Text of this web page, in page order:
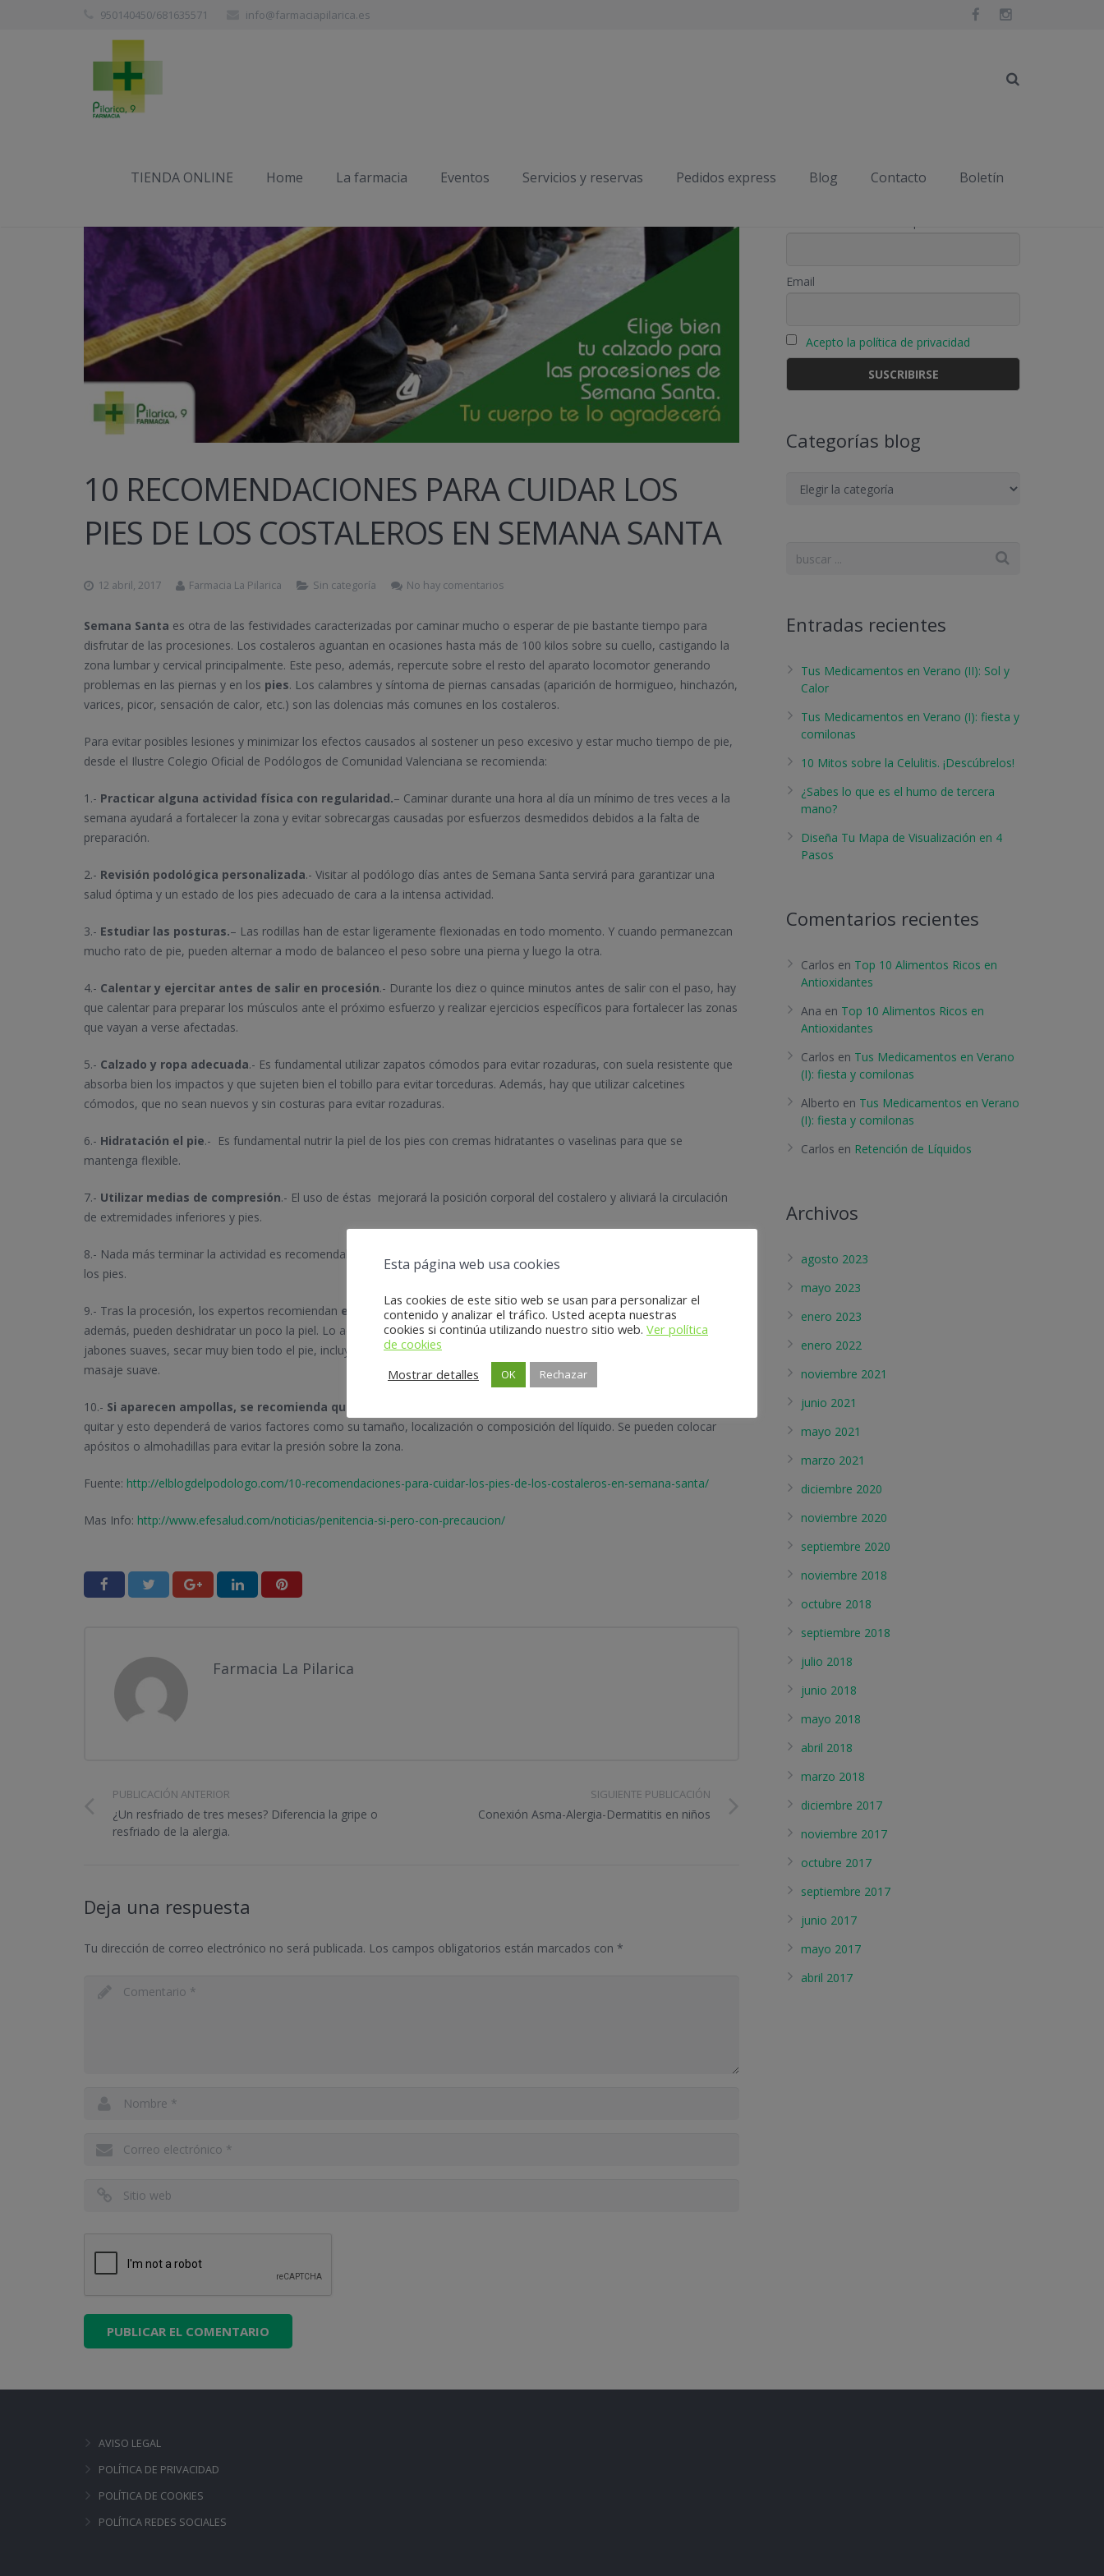
950140450/681635571 info@farmaciapilarica.es
TIENDA ONLINE Home La farmacia Eventos Servicios y reservas Pedidos express Blog Contacto Boletín
10 RECOMENDACIONES PARA CUIDAR LOS
PIES DE LOS COSTALEROS EN SEMANA SANTA
12 abril, 2017 Farmacia La Pilarica Sin categoría No hay comentarios
Semana Santa es otra de las festividades caracterizadas por caminar mucho o esperar de pie bastante tiempo para
disfrutar de las procesiones. Los costaleros aguantan en ocasiones hasta más de 100 kilos sobre su cuello, castigando la
zona lumbar y cervical principalmente. Este peso, además, repercute sobre el resto del aparato locomotor generando
problemas en las piernas y en los pies. Los calambres y síntoma de piernas cansadas (aparición de hormigueo, hinchazón,
varices, picor, sensación de calor, etc.) son las dolencias más comunes en los costaleros.
Para evitar posibles lesiones y minimizar los efectos causados al sostener un peso excesivo y estar mucho tiempo de pie,
desde el Ilustre Colegio Oficial de Podólogos de Comunidad Valenciana se recomienda:
1.- Practicar alguna actividad física con regularidad.– Caminar durante una hora al día un mínimo de tres veces a la
semana ayudará a fortalecer la zona y evitar sobrecargas causadas por esfuerzos desmedidos debidos a la falta de
preparación.
2.- Revisión podológica personalizada.- Visitar al podólogo días antes de Semana Santa servirá para garantizar una
salud óptima y un estado de los pies adecuado de cara a la intensa actividad.
3.- Estudiar las posturas.– Las rodillas han de estar ligeramente flexionadas en todo momento. Y cuando permanezcan
mucho rato de pie, pueden alternar a modo de balanceo el peso sobre una pierna y luego la otra.
4.- Calentar y ejercitar antes de salir en procesión.- Durante los diez o quince minutos antes de salir con el paso, hay
que calentar para preparar los músculos ante el próximo esfuerzo y realizar ejercicios específicos para fortalecer las zonas
que vayan a verse afectadas.
5.- Calzado y ropa adecuada.- Es fundamental utilizar zapatos cómodos para evitar rozaduras, con suela resistente que
absorba bien los impactos y que sujeten bien el tobillo para evitar torceduras. Además, hay que utilizar calcetines
cómodos, que no sean nuevos y sin costuras para evitar rozaduras.
6.- Hidratación el pie.- Es fundamental nutrir la piel de los pies con cremas hidratantes o vaselinas para que se
mantenga flexible.
7.- Utilizar medias de compresión.- El uso de éstas mejorará la posición corporal del costalero y aliviará la circulación
de extremidades inferiores y pies.
8.- Nada más terminar la actividad es recomendable
los pies.
9.- Tras la procesión, los expertos recomiendan evitar los baños calientes con salporque inflamarían más la zona y,
además, pueden deshidratar un poco la piel. Lo aconsejable son baños de contraste que alternen agua fría y tibia, utilizar
jabones suaves, secar muy bien todo el pie, incluyendo los espacios entre los dedos, y aplicar una crema hidratante con un
masaje suave.
10.- Si aparecen ampollas, se recomienda que sean intervenidas por un podólogo
quitar y esto dependerá de varios factores como su tamaño, localización o composición del líquido. Se pueden colocar
apósitos o almohadillas para evitar la presión sobre la zona.
Fuente: http://elblogdelpodologo.com/10-recomendaciones-para-cuidar-los-pies-de-los-costaleros-en-semana-santa/
Mas Info: http://www.efesalud.com/noticias/penitencia-si-pero-con-precaucion/
Farmacia La Pilarica
PUBLICACIÓN ANTERIOR
¿Un resfriado de tres meses? Diferencia la gripe o
resfriado de la alergia.
SIGUIENTE PUBLICACIÓN
Conexión Asma-Alergia-Dermatitis en niños
Deja una respuesta
Tu dirección de correo electrónico no será publicada. Los campos obligatorios están marcados con *
Suscríbete
Email
Acepto la política de privacidad
Categorías blog
Categorías
Entradas recientes
Tus Medicamentos en Verano (II): Sol y
Calor
Tus Medicamentos en Verano (I): fiesta y
comilonas
10 Mitos sobre la Celulitis. ¡Descúbrelos!
¿Sabes lo que es el humo de tercera
mano?
Diseña Tu Mapa de Visualización en 4
Pasos
Comentarios recientes
Carlos en Top 10 Alimentos Ricos en
Antioxidantes
Ana en Top 10 Alimentos Ricos en
Antioxidantes
Carlos en Tus Medicamentos en Verano
(I): fiesta y comilonas
Alberto en Tus Medicamentos en Verano
(I): fiesta y comilonas
Carlos en Retención de Líquidos
Archivos
agosto 2023
mayo 2023
enero 2023
enero 2022
noviembre 2021
junio 2021
mayo 2021
marzo 2021
diciembre 2020
noviembre 2020
septiembre 2020
noviembre 2018
octubre 2018
septiembre 2018
julio 2018
junio 2018
mayo 2018
abril 2018
marzo 2018
diciembre 2017
noviembre 2017
octubre 2017
septiembre 2017
junio 2017
mayo 2017
abril 2017
AVISO LEGAL
POLÍTICA DE PRIVACIDAD
POLÍTICA DE COOKIES
POLÍTICA REDES SOCIALES
Esta página web usa cookies
Las cookies de este sitio web se usan para personalizar el
contenido y analizar el tráfico. Usted acepta nuestras
cookies si continúa utilizando nuestro sitio web. Ver política
de cookies
Mostrar detalles
OK Rechazar